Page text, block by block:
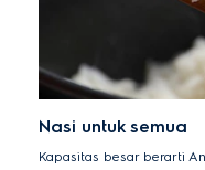
Nasi untuk semua
Kapasitas besar berarti